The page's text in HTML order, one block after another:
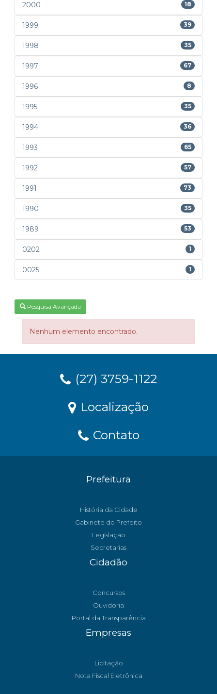
2000 18
1999 39
1998 35
1997 67
1996 8
1995 35
1994 36
1993 65
1992 57
1991 73
1990 35
1989 53
0202 1
0025 1
Pesquisa Avançada
Nenhum elemento encontrado.
(27) 3759-1122
Localização
Contato
Prefeitura
História da Cidade
Gabinete do Prefeito
Legislação
Secretarias
Cidadão
Concursos
Ouvidoria
Portal da Transparência
Empresas
Licitação
Nota Fiscal Eletrônica